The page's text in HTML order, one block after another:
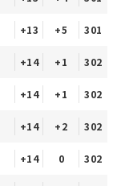
+13 +5 301
+14 +1 302
+14 +1 302
+14 +2 302
+14 0 302